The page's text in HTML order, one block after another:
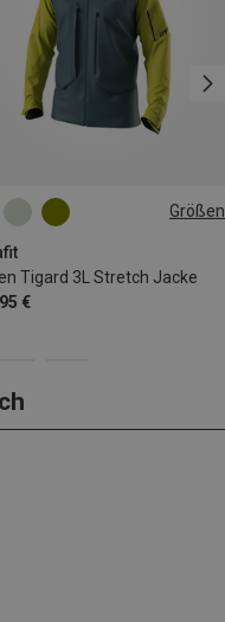
Größen
Tigard 3L Stretch Jacke
€
M L